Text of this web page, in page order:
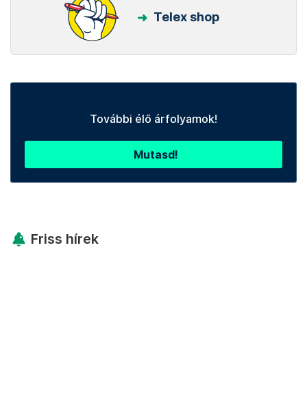
Telex shop
További élő árfolyamok!
Mutasd!
Friss hírek